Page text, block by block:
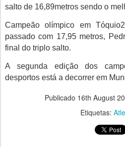
salto de 16,89metros sendo o
Campeão olímpico em
passado com 17,95 metros,
final do triplo salto.
A segunda edição dos
desportos está a decorrer em
Publicado 16th August
Etiquetas: